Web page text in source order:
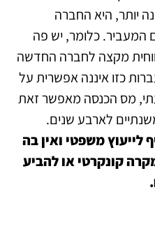
יותר, היא החברה
כלומר, יש פה
מקצה לחברה החדשה
כזו איננה אפשרית על
מס הכנסה מאפשר זאת
לארבע שנים.‏
לייעוץ משפטי ואין בה
קונקרטי או להביע